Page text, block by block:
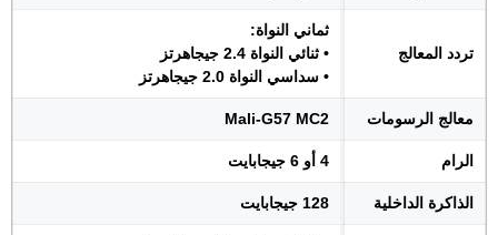
تردد المعالج
ثماني النواة:
• ثنائي النواة 2.4 جيجاهرتز
• سداسي النواة 2.0 جيجاهرتز
معالج الرسومات Mali-G57 MC2
الرام 4 أو 6 جيجابايت
الذاكرة الداخلية 128 جيجابايت